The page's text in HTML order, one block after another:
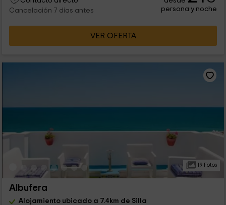
Cancelación 7 días antes
persona y noche
VER OFERTA
19 Fotos
Albufera
Alojamiento ubicado a 7.4km de Silla